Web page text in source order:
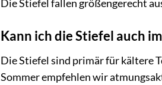
Die Stiefel fallen größengerecht
Kann ich die Stiefel auch
Die Stiefel sind primär für kältere
Sommer empfehlen wir